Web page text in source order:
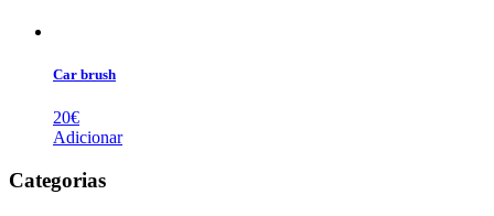
Car brush
20€
Adicionar
Categorias